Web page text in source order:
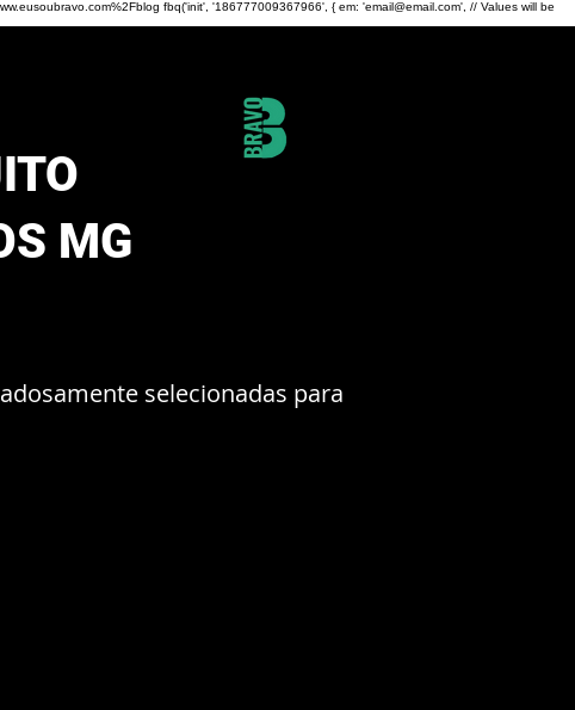
fbq('init', '186777009367966', { em: 'email@email.com', // Values will be
MG
selecionadas para